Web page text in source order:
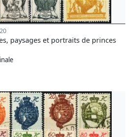
paysages et portraits de princes